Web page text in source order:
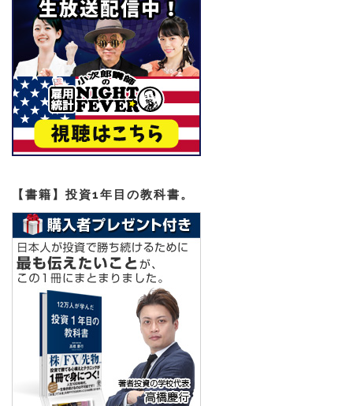
【書籍】投資1年目の教科書。